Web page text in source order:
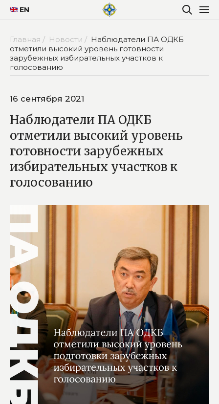
EN
Главная / Новости / Наблюдатели ПА ОДКБ
отметили высокий уровень готовности
зарубежных избирательных участков к
голосованию
16 сентября 2021
Наблюдатели ПА ОДКБ
отметили высокий уровень
готовности зарубежных
избирательных участков к
голосованию